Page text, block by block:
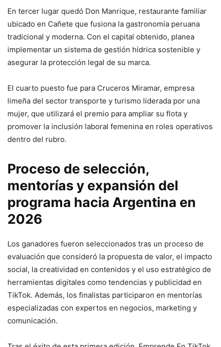
En tercer lugar quedó Don Manrique, restaurante familiar
ubicado en Cañete que fusiona la gastronomía peruana
tradicional y moderna. Con el capital obtenido, planea
implementar un sistema de gestión hídrica sostenible y
asegurar la protección legal de su marca.
El cuarto puesto fue para Cruceros Miramar, empresa
limeña del sector transporte y turismo liderada por una
mujer, que utilizará el premio para ampliar su flota y
promover la inclusión laboral femenina en roles operativos
dentro del rubro.
Proceso de selección,
mentorías y expansión del
programa hacia Argentina en
2026
Los ganadores fueron seleccionados tras un proceso de
evaluación que consideró la propuesta de valor, el impacto
social, la creatividad en contenidos y el uso estratégico de
herramientas digitales como tendencias y publicidad en
TikTok. Además, los finalistas participaron en mentorías
especializadas con expertos en negocios, marketing y
comunicación.